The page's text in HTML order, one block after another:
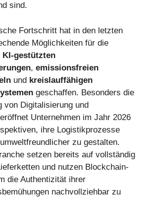
sind.
Fortschritt hat in den letzten
Möglichkeiten für die
KI-gestützten
, emissionsfreien
und kreislauffähigen
geschaffen. Besonders die
von Digitalisierung und
Unternehmen im Jahr 2026
ihre Logistikprozesse
zu gestalten.
setzen bereits auf vollständig
und nutzen Blockchain-
die Authentizität ihrer
nachvollziehbar zu